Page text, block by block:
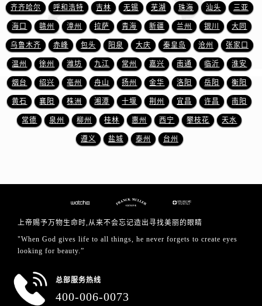
广西壮族自治区钦州市钦南区金海湾东大街法穆兰售后服务中心（需提前预约）
广西壮族自治区梧州市万秀区龙湖镇高旺路法穆兰售后服务中心（需提前预约）
广西壮族自治区玉林市玉州区金玉路法穆兰售后服务中心（需提前预约）
海南省儋州市儋州市那大镇兰洋北路法穆兰售后服务中心（需提前预约）
海南省东方市八所镇解放西路法穆兰售后服务中心（需提前预约）
海南省琼海市嘉积镇东风路法穆兰售后服务中心（需提前预约）
海南省三沙市西沙区西沙群岛永兴岛北京路法穆兰售后服务中心（需提前预约）
海南省三亚市吉阳区迎宾路法穆兰售后服务中心（需提前预约）
香港特别行政区尖沙咀区油尖旺区广东道法穆兰售后服务中心（需提前预约）
齐齐哈尔 呼和浩特 吉林 无锡 芜湖 珠海 汕头 三亚
海口 赣州 漳州 拉萨 青海 新疆 兰州 银川 大同
乌鲁木齐 赤峰 包头 阳泉 大庆 秦皇岛 沧州 张家口
温州 徐州 潍坊 九江 常州 嘉兴 南通 临沂 淮安
烟台 绍兴 亳州 舟山 扬州 金华 洛阳 岳阳 衡阳
黄石 襄阳 株洲 湘潭 十堰 荆州 宜昌 许昌 南阳
常德 泉州 柳州 桂林 惠州 西宁 攀枝花 天水
遵义 盐城 泰州 台州
上帝赐予万物生命时,从来不会忘记造出寻找美丽的眼睛
"When God gives life to all things, he never forgets to create eyes
looking for beauty.”
总部服务热线
400-006-0073